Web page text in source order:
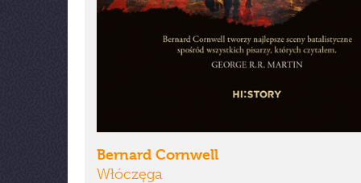
Bernard Cornwell
Włóczęga